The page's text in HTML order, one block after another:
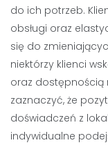
do ich potrzeb.
obsługi oraz
się do
niektórzy klienci
oraz dostępnością
zaznaczyć, że
doświadczeń z
indywidualne